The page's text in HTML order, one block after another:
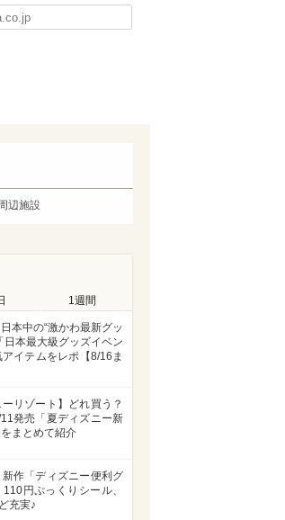
辺施設
1週間
本中の“激かわ最新グッ
日本最大級グッズイベン
アイテムをレポ【8/16ま
ーリゾート】どれ買う？
発売「夏ディズニー新
まとめて紹介
新作「ディズニー便利グ
円ぷっくりシール、
充実♪